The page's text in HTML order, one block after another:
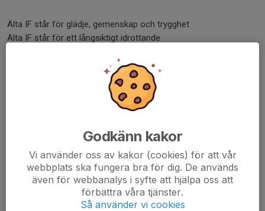
Älta IF står för glädje, gemenskap och trygghet
Älta IF står för ett långsiktigt idrottande
medlemmarna – fysiskt och psykiskt, socialt och kulturellt.
Du kan läsa mer om vårt värdegrundsarbete
Organisationsnummer: 814000-2307
Föreningsnummer: 04636
Godkänn kakor
Vi använder oss av kakor (cookies) för att vår
webbplats ska fungera bra för dig. De används
även för webbanalys i syfte att hjälpa oss att
förbättra våra tjänster.
Så använder vi cookies